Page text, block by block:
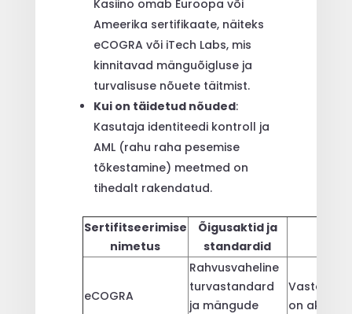
Kasiino omab Euroopa või
Ameerika sertifikaate, näiteks
eCOGRA või iTech Labs, mis
kinnitavad mänguõigluse ja
turvalisuse nõuete täitmist.
Kui on täidetud nõuded:
Kasutaja identiteedi kontroll ja
AML (rahu raha pesemise
tõkestamine) meetmed on
tihedalt rakendatud.
Sertifitseerimise
nimetus
Õigusaktid ja
standardid
eCOGRA
Rahvusvaheline
turvastandard
ja mängude
Vastab
on